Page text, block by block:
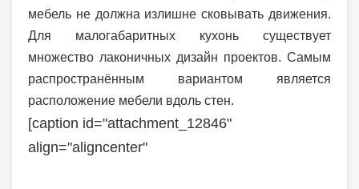
мебель не должна излишне сковывать движения.
Для малогабаритных кухонь существует
множество лаконичных дизайн проектов. Самым
распространённым вариантом является
расположение мебели вдоль стен.
[caption id="attachment_12846"
align="aligncenter"